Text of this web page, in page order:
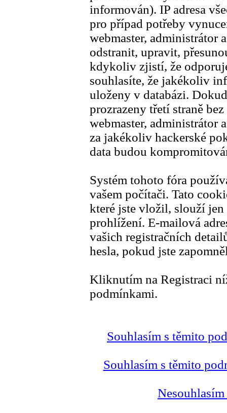
informován). IP adresa
pro případ potřeby
webmaster, administrátor
odstranit, upravit,
kdykoliv zjistí, že
souhlasíte, že jakékoliv
uloženy v databázi.
prozrazeny třetí straně
webmaster, administrátor
za jakékoliv hackerské
data budou
Systém tohoto fóra
vašem počítači. Tato
které jste vložil, slouží
prohlížení. E-mailová
vašich registračních
hesla, pokud jste
Kliknutím na Registraci
podmínkami.
Souhlasím s těmito
Souhlasím s těmito